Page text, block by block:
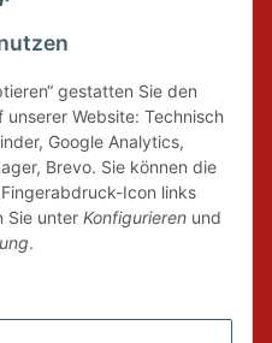
gestatten Sie den
Website: Technisch
Google Analytics,
Brevo. Sie können die
Icon links
Sie unter Konfigurieren und
.
und erfüllen unsere
nach dem
der Initiative